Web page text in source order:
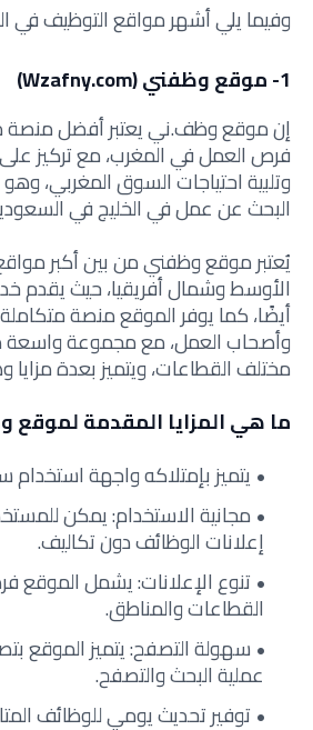
وفيما يلي أشهر مواقع التوظيف في
1- موقع وظفني (Wzafny.com)
إن موقع وظف.ني يعتبر أفضل
فرص العمل في المغرب، مع تركيز
وتلبية احتياجات السوق المغربي،
البحث عن عمل في الخليج في
يُعتبر موقع وظفني من بين أكبر
الأوسط وشمال أفريقيا، حيث يقدم
أيضًا، كما يوفر الموقع منصة
وأصحاب العمل، مع مجموعة
مختلف القطاعات، ويتميز بعدة
ما هي المزايا المقدمة لموقع
يتميز بإمتلاكه واجهة
مجانية الاستخدام: يمكن
إعلانات الوظائف دون تكاليف.
تنوع الإعلانات: يشمل
القطاعات والمناطق.
سهولة التصفح: يتميز الموقع
عملية البحث والتصفح.
توفير تحديث يومي للوظائف